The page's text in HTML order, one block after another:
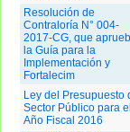
Resolución de
Contraloría N° 004-
2017-CG, que
la Guía para la
Implementación y
Fortalecim
Ley del Presupuesto
Sector Público para el
Año Fiscal 2016